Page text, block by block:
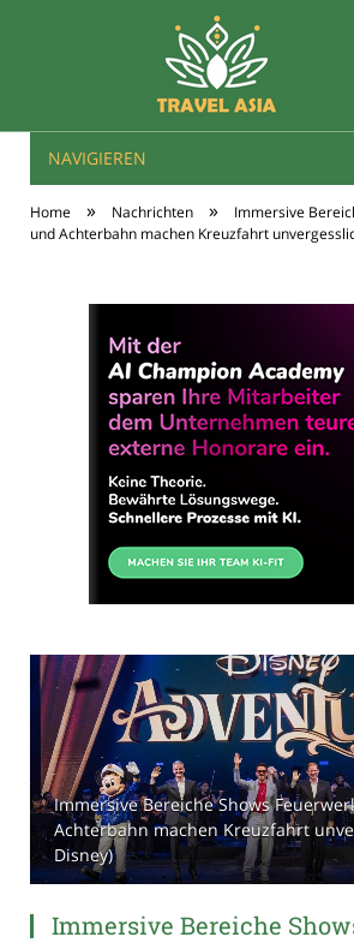
Travel
NAVIGIEREN
Home » Nachrichten »
Immersive
und Achterbahn machen Kreuzfahrt
Immersive Bereiche Shows
Achterbahn machen Kreuzfahrt
Disney)
Immersive Bereiche